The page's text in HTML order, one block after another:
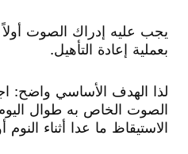
يجب عليه إدراك الصوت أولاً
بعملية إعادة التأهيل.
لذا الهدف الأساسي واضح:
الصوت الخاص به طوال
الاستيقاظ ما عدا أثناء النوم